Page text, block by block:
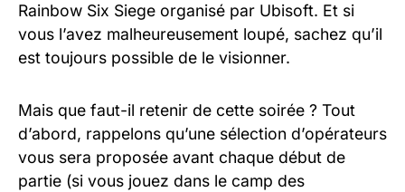
Rainbow Six Siege organisé par Ubisoft. Et si
vous l’avez malheureusement loupé, sachez qu’il
est toujours possible de le visionner.
Mais que faut-il retenir de cette soirée ? Tout
d’abord, rappelons qu’une sélection d’opérateurs
vous sera proposée avant chaque début de
partie (si vous jouez dans le camp des